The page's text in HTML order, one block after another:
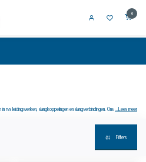
0
rvs leidingwerken, slangkoppelingen en slangverbindingen. Ons brede...Lees meer
Filters